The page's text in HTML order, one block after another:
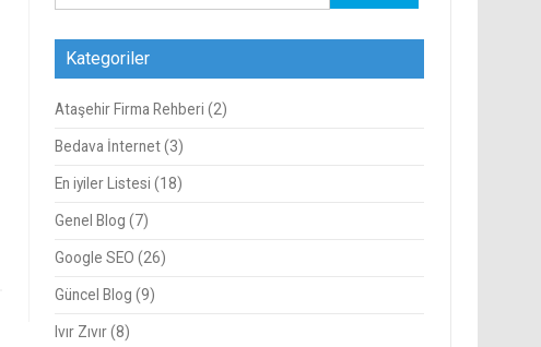
Kategoriler
Ataşehir Firma Rehberi (2)
Bedava İnternet(3)
En iyiler Listesi (18)
Genel Blog (7)
Google SEO (26)
Güncel Blog (9)
Ivır Zıvır(8)